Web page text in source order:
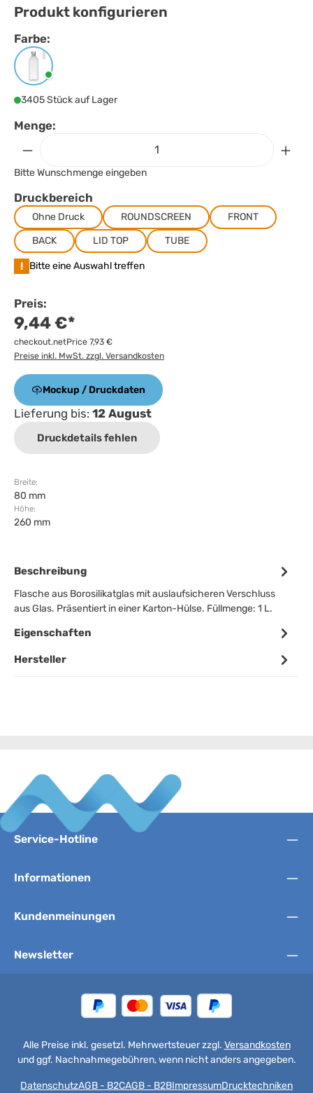
Produkt konfigurieren
Farbe:
Farbeauswählen
Transparent
3405 Stück auf Lager
Menge:
Bitte Wunschmenge eingeben
Druckbereich
Ohne Druck ROUNDSCREEN
FRONT
BACK
LID TOP TUBE
! Bitte eine Auswahl treffen
Preis:
9,44 €*
checkout.netPrice 7,93 €
Preise inkl. MwSt. zzgl. Versandkosten
Mockup / Druckdaten
Lieferung bis: 12 August
Druckdetails fehlen
Breite:
80 mm
Höhe:
260 mm
Beschreibung
Flasche aus Borosilikatglas mit auslaufsicheren Verschluss
aus Glas. Präsentiert in einer Karton-Hülse. Füllmenge: 1 L.
Eigenschaften
Hersteller
Service-Hotline
Informationen
Kundenmeinungen
Newsletter
Alle Preise inkl. gesetzl. Mehrwertsteuer zzgl. Versandkosten
und ggf. Nachnahmegebühren, wenn nicht anders angegeben.
DatenschutzAGB - B2CAGB - B2BImpressumDrucktechniken